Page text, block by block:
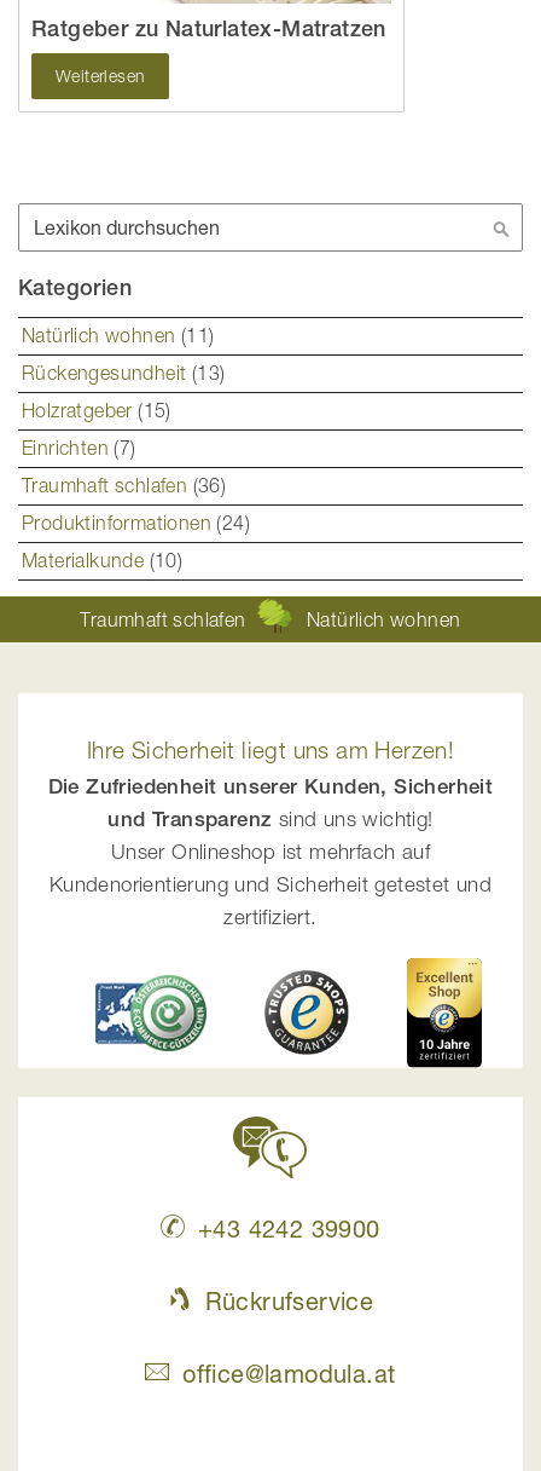
Ratgeber zu Naturlatex-Matratzen
Weiterlesen
Suche
Kategorien
Natürlich wohnen (11)
Rückengesundheit (13)
Holzratgeber(15)
Einrichten(7)
Traumhaft schlafen (36)
Produktinformationen(24)
Materialkunde (10)
Traumhaft schlafen Natürlich wohnen
Ihre Sicherheit liegt uns am Herzen!
Die Zufriedenheit unserer Kunden, Sicherheit
und Transparenz sind uns wichtig!
Unser Onlineshop ist mehrfach auf
Kundenorientierung und Sicherheit getestet und
zertifiziert.
+43 4242 39900
Rückrufservice
office@lamodula.at